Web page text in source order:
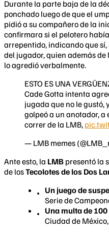
Durante la parte baja de la
ponchado luego de que el
pidió a su compañero de la
confirmara si el pelotero
arrepentido, indicando que
del jugador, quien además
lo agredió verbalmente.
ESTO ES UNA
Cade Gotta intenta
jugada que no le gustó,
golpeó a un anotador, a
correr de la LMB,
— LMB memes
Ante esto, la LMB presentó la
de losTecolotes de los Dos
Un juego de
Serie de
Una multa de
Ciudad de